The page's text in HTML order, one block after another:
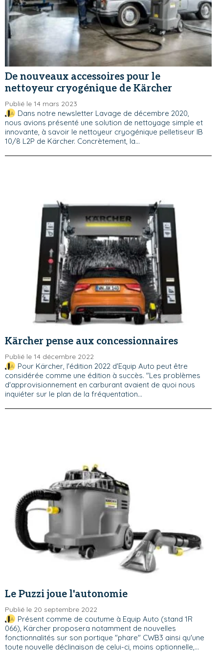
De nouveaux accessoires pour le
nettoyeur cryogénique de Kärcher
Publié le 14 mars 2023
Dans notre newsletter Lavage de décembre 2020,
nous avions présenté une solution de nettoyage simple et
innovante, à savoir le nettoyeur cryogénique pelletiseur IB
10/8 L2P de Kärcher. Concrètement, la...
Kärcher pense aux concessionnaires
Publié le 14 décembre 2022
Pour Kärcher, l'édition 2022 d'Equip Auto peut être
considérée comme une édition à succès. "Les problèmes
d'approvisionnement en carburant avaient de quoi nous
inquiéter sur le plan de la fréquentation...
Le Puzzi joue l'autonomie
Publié le 20 septembre 2022
Présent comme de coutume à Equip Auto (stand 1R
066), Kärcher proposera notamment de nouvelles
fonctionnalités sur son portique "phare" CWB3 ainsi qu'une
toute nouvelle déclinaison de celui-ci, moins optionnelle,...